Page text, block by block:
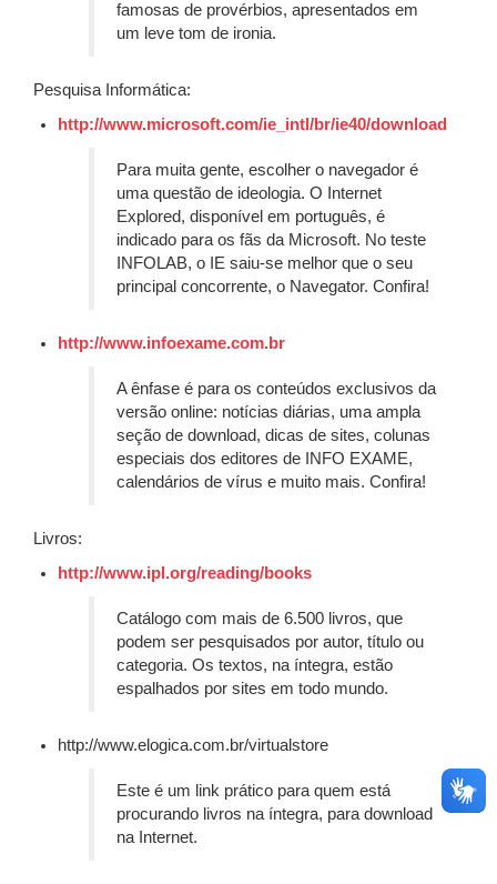
famosas de provérbios, apresentados em
um leve tom de ironia.
Pesquisa Informática:
http://www.microsoft.com/ie_intl/br/ie40/download
Para muita gente, escolher o navegador é
uma questão de ideologia. O Internet
Explored, disponível em português, é
indicado para os fãs da Microsoft. No teste
INFOLAB, o IE saiu-se melhor que o seu
principal concorrente, o Navegator. Confira!
http://www.infoexame.com.br
A ênfase é para os conteúdos exclusivos da
versão online: notícias diárias, uma ampla
seção de download, dicas de sites, colunas
especiais dos editores de INFO EXAME,
calendários de vírus e muito mais. Confira!
Livros:
http://www.ipl.org/reading/books
Catálogo com mais de 6.500 livros, que
podem ser pesquisados por autor, título ou
categoria. Os textos, na íntegra, estão
espalhados por sites em todo mundo.
http://www.elogica.com.br/virtualstore
Este é um link prático para quem está
procurando livros na íntegra, para download
na Internet.